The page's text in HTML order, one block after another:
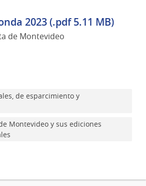
2023 (.pdf 5.11 MB)
de Montevideo
de esparcimiento y
Montevideo y sus ediciones